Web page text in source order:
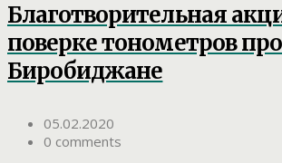
Благотворительная
поверке тонометров
Биробиджане
05.02.2020
0 comments